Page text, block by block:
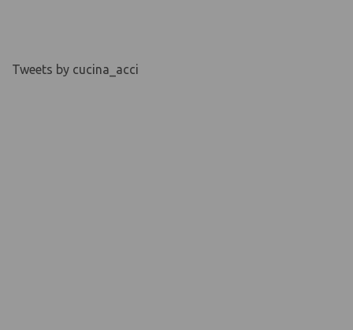
Tweets by cucina_acci